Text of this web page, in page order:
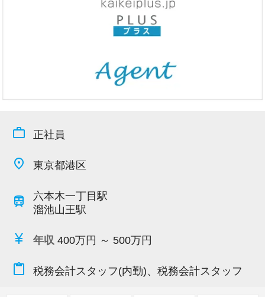
PC版サイトを見る
採用ご担当者様
work_outline 正社員
place 東京都港区
train
六本木一丁目駅
溜池山王駅
currency_yen 年収 400万円 ～ 500万円
content_paste 税務会計スタッフ(内勤)、税務会計スタッフ